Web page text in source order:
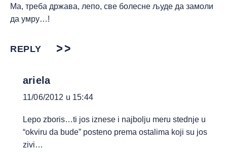
Ма, треба држава, лепо, све болесне људе да замоли
да умру…!
REPLY
ariela
11/06/2012 u 15:44
Lepo zboris…ti jos iznese i najbolju meru stednje u
“okviru da bude” posteno prema ostalima koji su jos
zivi…